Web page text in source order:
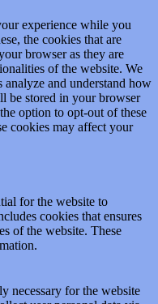
experience while you
the cookies that are
browser as they are
of the website. We
analyze and understand how
be stored in your browser
option to opt-out of these
cookies may affect your
for the website to
cookies that ensures
of the website. These
necessary for the website